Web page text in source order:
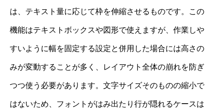
は、テキスト量に応じて枠を伸縮させるものです。この
機能はテキストボックスや図形で使えますが、作業しや
すいように幅を固定する設定と併用した場合には高さの
みが変動することが多く、レイアウト全体の崩れを防ぎ
つつ使う必要があります。文字サイズそのものの縮小で
はないため、フォントがはみ出たり行が隠れるケースは